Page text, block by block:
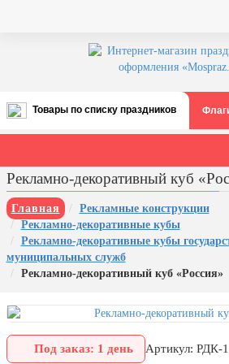
Товары по списку праздников
Все праздники
августа)
12 августа, День ВВС
22 августа, День Государственного
флага РФ
День шахтера (последнее
1 сентября, День знаний
3 сентября, День солидарности в
борьбе с терроризмом
Рекламно-декоративный куб
Главная
Рекламные конструкции
Рекламно-декоративные кубы
Рекламно-декоративные кубы
муниципальных служб
Рекламно-декоративный куб «Россия»
Под заказ: 1 день Артикул: РДК-